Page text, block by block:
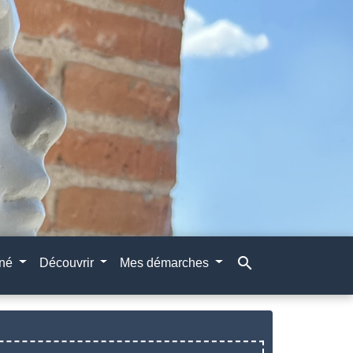
Découvrir Mes démarches search